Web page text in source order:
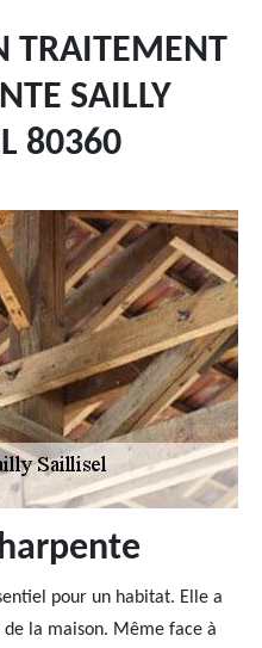
TRAITEMENT
SAILLY
80360
pour un habitat. Elle a
la maison. Même face à